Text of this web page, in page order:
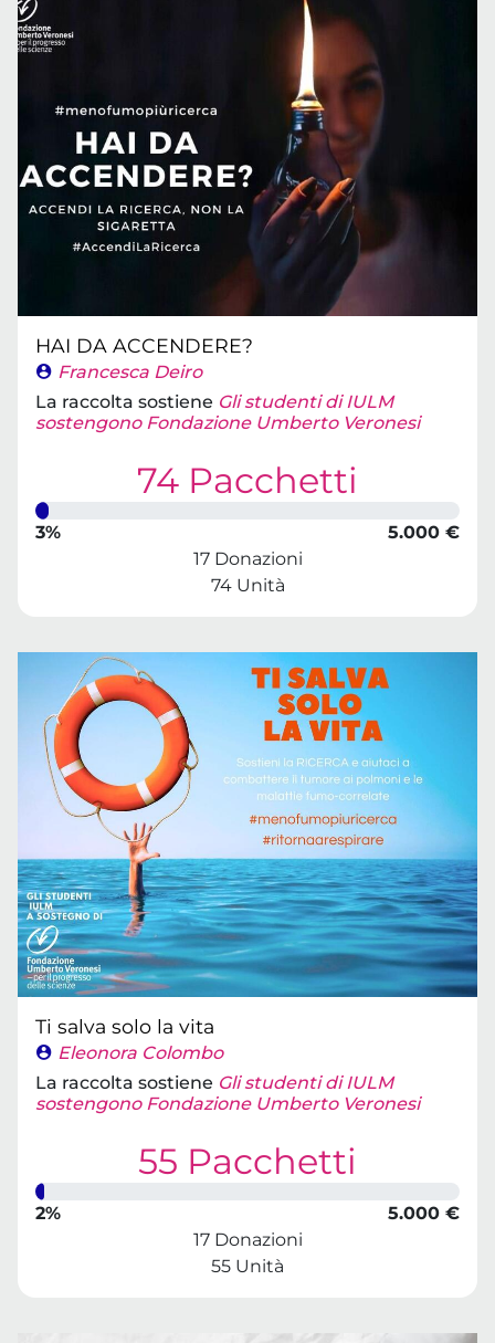
HAI DA ACCENDERE?
Francesca Deiro
La raccolta sostiene Gli studenti di IULM
sostengono Fondazione Umberto Veronesi
74 Pacchetti
3%
5.000 €
17 Donazioni
74 Unità
Ti salva solo la vita
Eleonora Colombo
La raccolta sostiene Gli studenti di IULM
sostengono Fondazione Umberto Veronesi
55 Pacchetti
2%
5.000 €
17 Donazioni
55 Unità